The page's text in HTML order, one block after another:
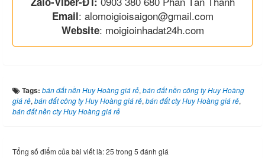
Email: alomoigioisaigon@gmail.com
Website: moigioinhadat24h.com
Tags: bán đất nền Huy Hoàng giá rẻ, bán đất nền công ty Huy Hoàng
giá rẻ, bán đất công ty Huy Hoàng giá rẻ, bán đất cty Huy Hoàng giá rẻ,
bán đất nền cty Huy Hoàng giá rẻ
Tổng số điểm của bài viết là: 25 trong 5 đánh giá